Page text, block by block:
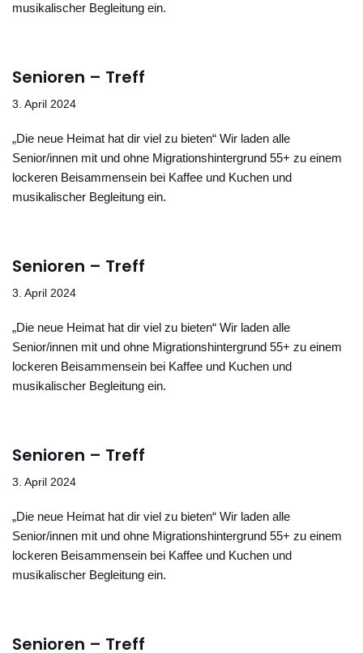
musikalischer Begleitung ein.
Senioren – Treff
3. April 2024
„Die neue Heimat hat dir viel zu bieten“ Wir laden alle
Senior/innen mit und ohne Migrationshintergrund 55+ zu einem
lockeren Beisammensein bei Kaffee und Kuchen und
musikalischer Begleitung ein.
Senioren – Treff
3. April 2024
„Die neue Heimat hat dir viel zu bieten“ Wir laden alle
Senior/innen mit und ohne Migrationshintergrund 55+ zu einem
lockeren Beisammensein bei Kaffee und Kuchen und
musikalischer Begleitung ein.
Senioren – Treff
3. April 2024
„Die neue Heimat hat dir viel zu bieten“ Wir laden alle
Senior/innen mit und ohne Migrationshintergrund 55+ zu einem
lockeren Beisammensein bei Kaffee und Kuchen und
musikalischer Begleitung ein.
Senioren – Treff